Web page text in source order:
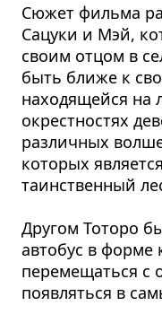
Сюжет фильма
Сацуки и Мэй,
своим отцом в
быть ближе к
находящейся на
окрестностях
различных
которых
таинственный
Другом Тоторо
автобус в форме
перемещаться с
появляться в